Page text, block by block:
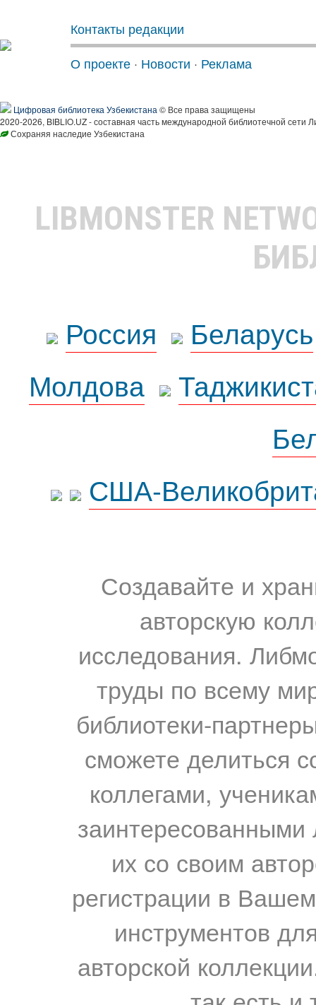
Контакты редакции
О проекте · Новости · Реклама
Цифровая библиотека Узбекистана © Все права защищены
2020-2026, BIBLIO.UZ - составная часть международной библиотечной сети
Сохраняя наследие Узбекистана
LIBMONSTER
Россия
Беларусь
Молдова
США-
Создавайте и
авторскую
исследования.
труды по всему
библиотеки-
сможете делиться
коллегами,
их со своим
регистрации в
инструментов
авторской